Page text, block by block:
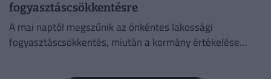
fogyasztáscsökkentésre
A mai naptól megszűnik az önkéntes lakossági
fogyasztáscsökkentés, miután a kormány értékelése